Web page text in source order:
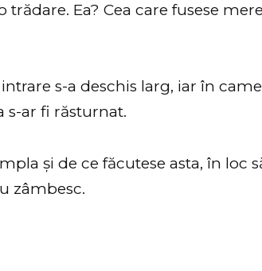
Ea? Cea care fusese
s-a deschis larg, iar în
s-ar fi răsturnat.
și de ce făcutese asta, în loc
zâmbesc.